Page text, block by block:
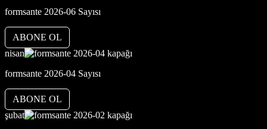
formsante 2026-06 Sayısı
ABONE OL
nisan
formsante 2026-04 Sayısı
ABONE OL
şubat